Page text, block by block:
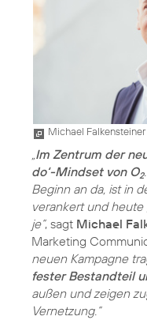
Michael Falkensteiner
„Im Zentrum der
do‘-Mindset von O2
Beginn an da, ist in
verankert und
je“, sagt Michael
Marketing
neuen Kampagne
fester Bestandteil
außen und zeigen
Vernetzung.“